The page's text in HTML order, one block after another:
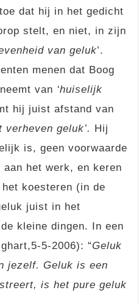
dat hij in het gedicht
stelt, en niet, in zijn
van geluk’.
menen dat Boog
van ‘huiselijk
hij juist afstand van
verheven geluk’. Hij
is, geen voorwaarde
het werk, en keren
koesteren (in de
juist in het
kleine dingen. In een
5-2006): “Geluk
jezelf. Geluk is een
is het pure geluk